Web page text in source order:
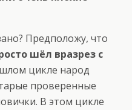
Предположу, что
шёл вразрез с
цикле народ
проверенные
В этом цикле